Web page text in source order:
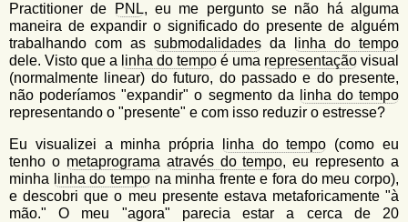
Practitioner de
PNL, eu me pergunto se não há alguma
maneira de expandir o significado do presente de alguém
trabalhando com as submodalidades da
linha do tempo
dele. Visto que a linha do tempo é uma representação visual
(normalmente linear) do futuro, do passado e do presente,
não poderíamos "expandir" o segmento da
linha do tempo
representando o "presente" e com isso reduzir o estresse?
Eu visualizei a minha própria linha do tempo (como eu
tenho o metaprograma através do tempo, eu represento a
minha
linha do tempona minha frente e fora do meu corpo),
e descobri que o meu presente estava metaforicamente "à
mão." O meu "agora" parecia estar a cerca de 20